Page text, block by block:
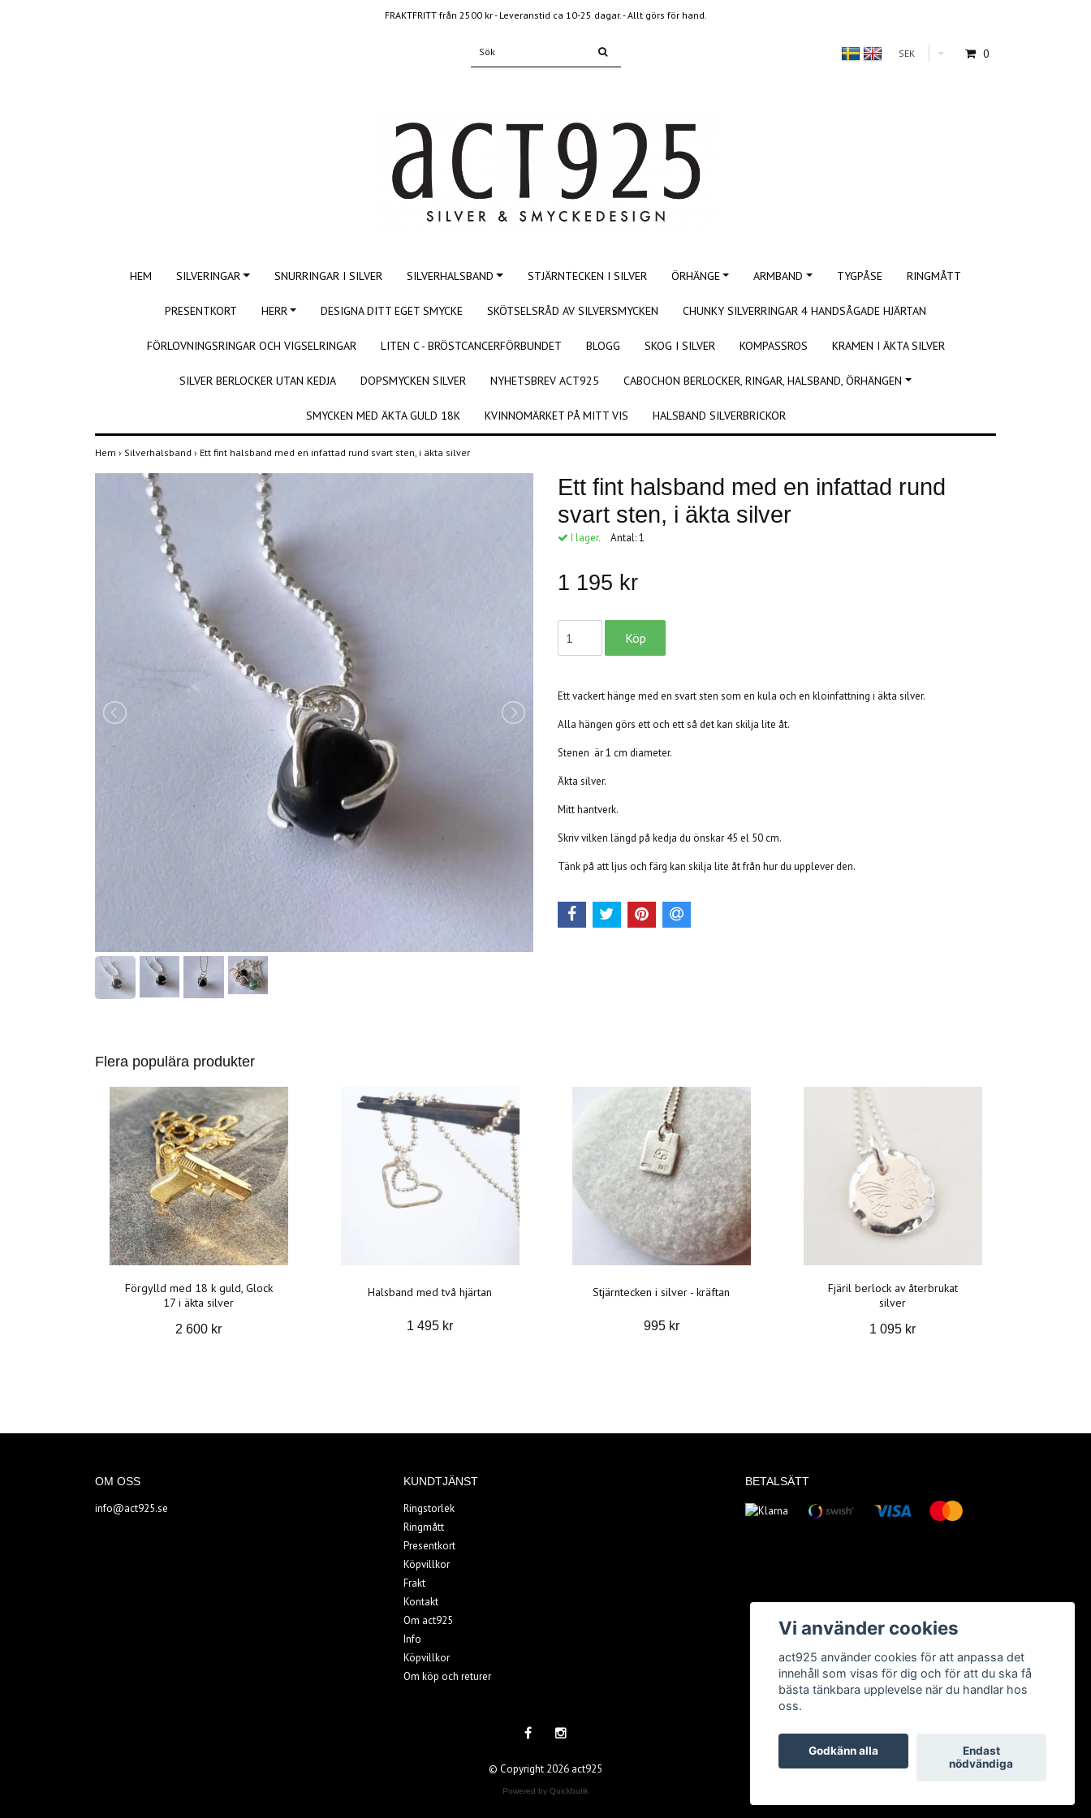
FRAKTFRITT från 2500 kr - Leveranstid ca 10-25 dagar. - Allt görs för hand.
SEK 0
HEM SILVERINGAR SNURRINGAR I SILVER SILVERHALSBAND STJÄRNTECKEN I SILVER ÖRHÄNGE ARMBAND TYGPÅSE RINGMÅTT
PRESENTKORT HERR DESIGNA DITT EGET SMYCKE SKÖTSELSRÅD AV SILVERSMYCKEN CHUNKY SILVERRINGAR 4 HANDSÅGADE HJÄRTAN
FÖRLOVNINGSRINGAR OCH VIGSELRINGAR LITEN C - BRÖSTCANCERFÖRBUNDET BLOGG SKOG I SILVER KOMPASSROS KRAMEN I ÄKTA SILVER
SILVER BERLOCKER UTAN KEDJA DOPSMYCKEN SILVER NYHETSBREV ACT925 CABOCHON BERLOCKER, RINGAR, HALSBAND, ÖRHÄNGEN
SMYCKEN MED ÄKTA GULD 18K KVINNOMÄRKET PÅ MITT VIS HALSBAND SILVERBRICKOR
Hem › Silverhalsband › Ett fint halsband med en infattad rund svart sten, i äkta silver
Ett fint halsband med en infattad rund
svart sten, i äkta silver
I lager. Antal:1
1 195 kr
Ett vackert hänge med en svart sten som en kula och en kloinfattning i äkta silver.
Alla hängen görs ett och ett så det kan skilja lite åt.
Stenen är 1 cm diameter.
Äkta silver.
Mitt hantverk.
Skriv vilken längd på kedja du önskar 45 el 50 cm.
Tänk på att ljus och färg kan skilja lite åt från hur du upplever den.
Flera populära produkter
Förgylld med 18 k guld, Glock
17 i äkta silver
2 600 kr
Halsband med två hjärtan
1 495 kr
Stjärntecken i silver - kräftan
995 kr
Fjäril berlock av återbrukat
silver
1 095 kr
OM OSS
info@act925.se
KUNDTJÄNST
Ringstorlek
Ringmått
Presentkort
Köpvillkor
Frakt
Kontakt
Om act925
Info
Köpvillkor
Om köp och returer
BETALSÄTT
© Copyright 2026 act925
Powered by Quickbutik
Vi använder cookies
act925 använder cookies för att anpassa det
innehåll som visas för dig och för att du ska få
bästa tänkbara upplevelse när du handlar hos
oss.
Godkänn alla
Endast
nödvändiga